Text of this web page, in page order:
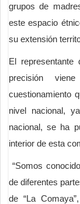
grupos de
este espacio
su extensión
El representante
precisión
cuestionamiento
nivel nacional,
nacional, se ha
interior de esta
“Somos
de diferentes
de “La